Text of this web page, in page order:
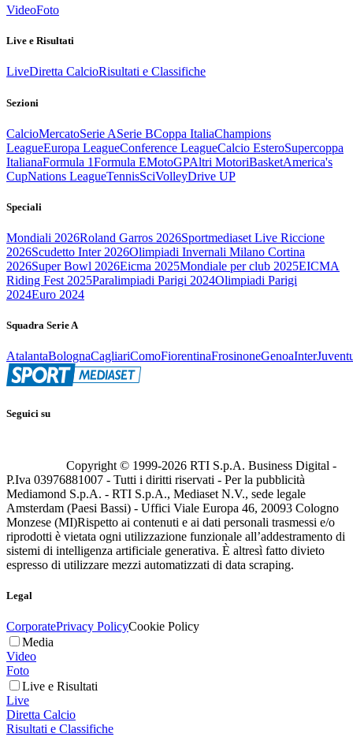
VideoFoto
Live e Risultati
LiveDiretta CalcioRisultati e Classifiche
Sezioni
CalcioMercatoSerie ASerie BCoppa ItaliaChampions
LeagueEuropa LeagueConference LeagueCalcio EsteroSupercoppa
ItalianaFormula 1Formula EMotoGPAltri MotoriBasketAmerica's
CupNations LeagueTennisSciVolleyDrive UP
Speciali
Mondiali 2026Roland Garros 2026Sportmediaset Live Riccione
2026Scudetto Inter 2026Olimpiadi Invernali Milano Cortina
2026Super Bowl 2026Eicma 2025Mondiale per club 2025EICMA
Riding Fest 2025Paralimpiadi Parigi 2024Olimpiadi Parigi
2024Euro 2024
Squadra Serie A
AtalantaBolognaCagliariComoFiorentinaFrosinoneGenoaInter
Seguici su
Copyright © 1999-2026 RTI S.p.A. Business Digital -
P.Iva 03976881007 - Tutti i diritti riservati - Per la pubblicità
Mediamond S.p.A. - RTI S.p.A., Mediaset N.V., sede legale
Amsterdam (Paesi Bassi) - Uffici Viale Europa 46, 20093 Cologno
Monzese (MI)Rispetto ai contenuti e ai dati personali trasmessi e/o
riprodotti è vietata ogni utilizzazione funzionale all’addestramento di
sistemi di intelligenza artificiale generativa. È altresì fatto divieto
espresso di utilizzare mezzi automatizzati di data scraping.
Legal
CorporatePrivacy PolicyCookie Policy
Media
Video
Foto
Live e Risultati
Live
Diretta Calcio
Risultati e Classifiche